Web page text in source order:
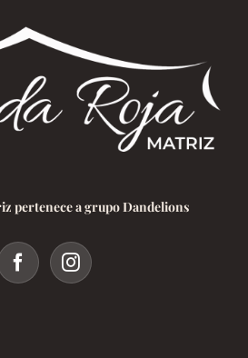
pertenece a grupo Dandelions